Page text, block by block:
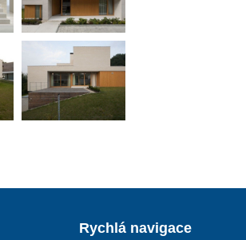
Rychlá navigace